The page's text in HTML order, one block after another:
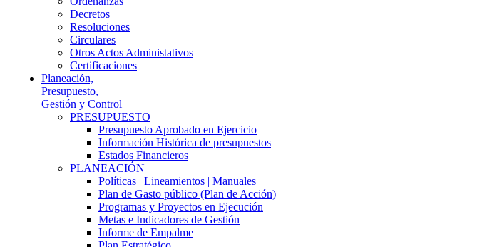
Decretos
Resoluciones
Circulares
Otros Actos Administativos
Certificaciones
Planeación,
Presupuesto,
Gestión y Control
PRESUPUESTO
Presupuesto Aprobado en Ejercicio
Información Histórica de presupuestos
Estados Financieros
PLANEACIÓN
Políticas | Lineamientos | Manuales
Plan de Gasto público (Plan de Acción)
Programas y Proyectos en Ejecución
Metas e Indicadores de Gestión
Informe de Empalme